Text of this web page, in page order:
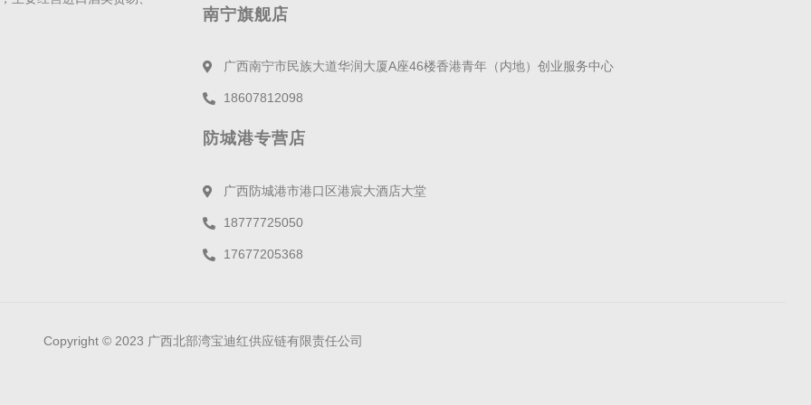
南宁旗舰店
广西南宁市民族大道华润大厦A座46楼香港青年（内地）创业服务中心
18607812098
防城港专营店
广西防城港市港口区港宸大酒店大堂
18777725050
17677205368
Copyright © 2023 广西北部湾宝迪红供应链有限责任公司